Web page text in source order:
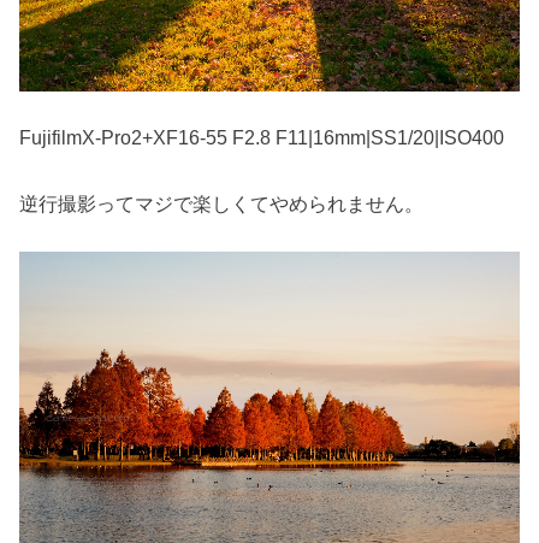
FujifilmX-Pro2+XF16-55 F2.8 F11|16mm|SS1/20|ISO400
逆行撮影ってマジで楽しくてやめられません。